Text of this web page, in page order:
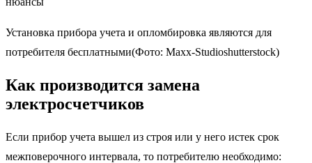
Установка прибора учета и опломбировка являются для
потребителя бесплатными(Фото: Maxx-Studioshutterstock)
Как производится замена
электросчетчиков
Если прибор учета вышел из строя или у него истек срок
межповерочного интервала, то потребителю необходимо: